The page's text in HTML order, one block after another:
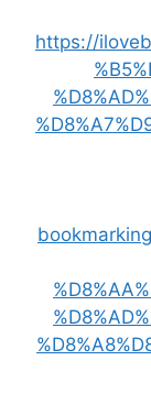
https://